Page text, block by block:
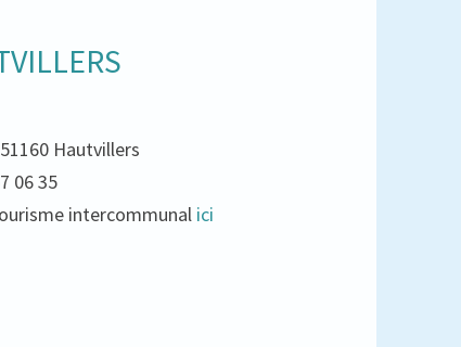
Hautvillers
06 35
intercommunal ici